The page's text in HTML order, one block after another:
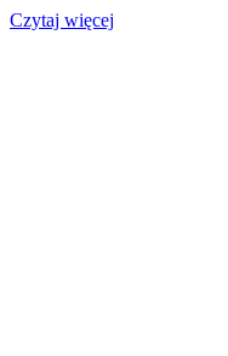
Czytaj więcej